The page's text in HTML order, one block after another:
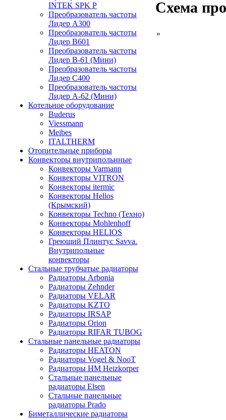
INTEK SPK P
Преобразователь частоты
Лидер А300
Преобразователь частоты
Лидер B601
Преобразователь частоты
Лидер В-61 (Мини)
Преобразователь частоты
Лидер С400
Преобразователь частоты
Лидер А-62 (Мини)
Котельное оборудование
Buderus
Viessmann
Meibes
ITALTHERM
Отопительные приборы
Конвекторы внутрипольнные
Конвекторы Varmann
Конвекторы VITRON
Конвекторы itermic
Конвекторы Helios
(Крымский)
Конвекторы Techno (Техно)
Конвекторы Mohlenhoff
Конвекторы HELIOS
Греющий Плинтус Savva.
Внутрипольные
конвекторы
Стальные трубчатые радиаторы
Радиаторы Arbonia
Радиаторы Zehnder
Радиаторы VELAR
Радиаторы KZTO
Радиаторы IRSAP
Радиаторы Orion
Радиаторы RIFAR TUBOG
Стальные панельные радиаторы
Радиаторы HEATON
Радиаторы Vogel & NooT
Радиаторы HM Heizkorper
Стальные панельные
радиаторы Elsen
Стальные панельные
радиаторы Prado
Биметаллические радиаторы
Схема
»